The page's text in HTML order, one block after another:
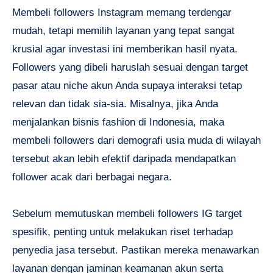
Membeli followers Instagram memang terdengar
mudah, tetapi memilih layanan yang tepat sangat
krusial agar investasi ini memberikan hasil nyata.
Followers yang dibeli haruslah sesuai dengan target
pasar atau niche akun Anda supaya interaksi tetap
relevan dan tidak sia-sia. Misalnya, jika Anda
menjalankan bisnis fashion di Indonesia, maka
membeli followers dari demografi usia muda di wilayah
tersebut akan lebih efektif daripada mendapatkan
follower acak dari berbagai negara.
Sebelum memutuskan membeli followers IG target
spesifik, penting untuk melakukan riset terhadap
penyedia jasa tersebut. Pastikan mereka menawarkan
layanan dengan jaminan keamanan akun serta